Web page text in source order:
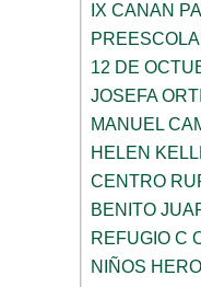
IX CANAN
12 DE
JOSEFA
MANUEL
HELEN
CENTRO
BENITO
REFUGIO C
NIÑOS